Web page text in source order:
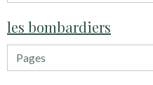
les bombardiers